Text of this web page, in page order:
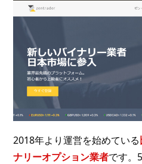
2018年より運営を始めている
ナリーオプション業者です。